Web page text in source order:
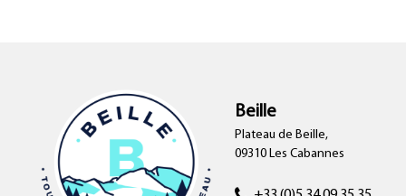
Beille
Plateau de Beille,
09310 Les Cabannes